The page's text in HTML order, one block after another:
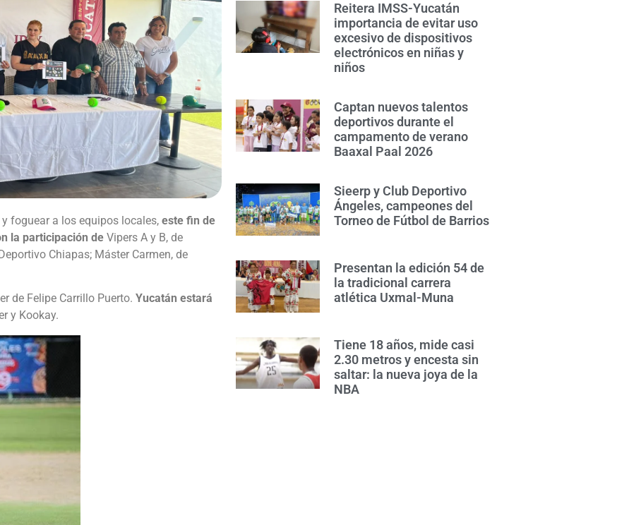
foguear a los equipos locales, este fin de
la participación de Vipers A y B, de
Chiapas; Máster Carmen, de
de Felipe Carrillo Puerto. Yucatán estará
y Kookay.
Reitera IMSS-Yucatán
importancia de evitar uso
excesivo de dispositivos
electrónicos en niñas y
niños
Captan nuevos talentos
deportivos durante el
campamento de verano
Baaxal Paal 2026
Sieerp y Club Deportivo
Ángeles, campeones del
Torneo de Fútbol de Barrios
Presentan la edición 54 de
la tradicional carrera
atlética Uxmal-Muna
Tiene 18 años, mide casi
2.30 metros y encesta sin
saltar: la nueva joya de la
NBA